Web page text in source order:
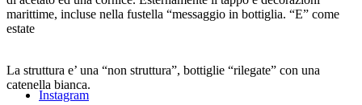
Instagram
marittime, incluse nella fustella “messaggio in bottiglia. “E” come
estate
La struttura e’ una “non struttura”, bottiglie “rilegate” con una
catenella bianca.